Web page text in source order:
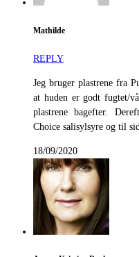
Mathilde
REPLY
Jeg bruger plastrene fra
at huden er godt fugtet/
plastrene bagefter.
Choice salisylsyre og til
18/09/2020